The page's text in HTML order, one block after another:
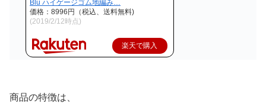
Blu ハイゲージゴム地編み…
価格：8996円（税込、送料無料)
(2019/2/12時点)
楽天で購入
商品の特徴は、